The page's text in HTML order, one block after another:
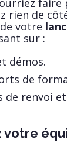
faire
rien de
votre
sur :
démos.
de
de renvoi
votre